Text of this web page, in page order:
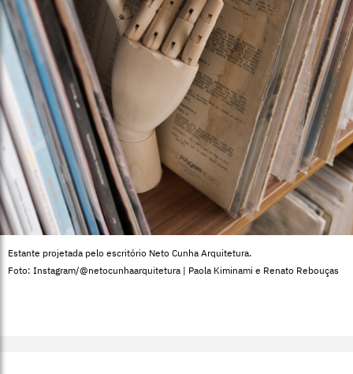
Estante projetada pelo escritório Neto Cunha Arquitetura.
Foto: Instagram/@netocunhaarquitetura | Paola Kiminami e Renato Rebouças